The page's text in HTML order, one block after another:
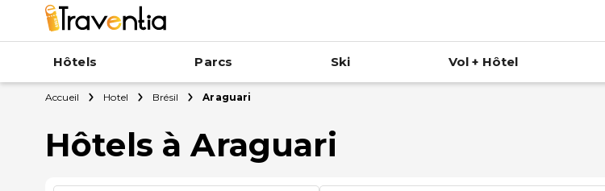
Hôtels Parcs Ski Vol + Hôtel
Accueil Hotel Brésil Araguari
Hôtels à Araguari